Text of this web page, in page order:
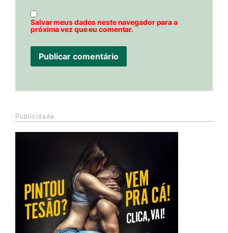
Salvar meus dados neste navegador para a
próxima vez que eu comentar.
Publicidade